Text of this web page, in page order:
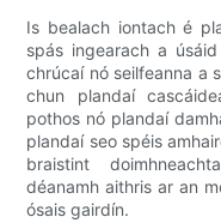
Is bealach iontach é
spás ingearach a
chrúcaí nó seilfeanna a
chun plandaí
pothos nó plandaí
plandaí seo spéis
braistint
déanamh aithris ar an
ósais gairdín.